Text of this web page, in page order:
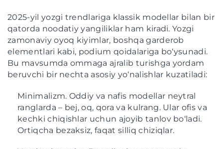
2025-yil yozgi trendlariga klassik modellar bilan bir
qatorda noodatiy yangiliklar ham kiradi. Yozgi
zamonaviy oyoq kiyimlar, boshqa garderob
elementlari kabi, podium qoidalariga bo‘ysunadi.
Bu mavsumda ommaga ajralib turishga yordam
beruvchi bir nechta asosiy yo‘nalishlar kuzatiladi:
Minimalizm. Oddiy va nafis modellar neytral
ranglarda – bej, oq, qora va kulrang. Ular ofis va
kechki chiqishlar uchun ajoyib tanlov bo‘ladi.
Ortiqcha bezaksiz, faqat silliq chiziqlar.